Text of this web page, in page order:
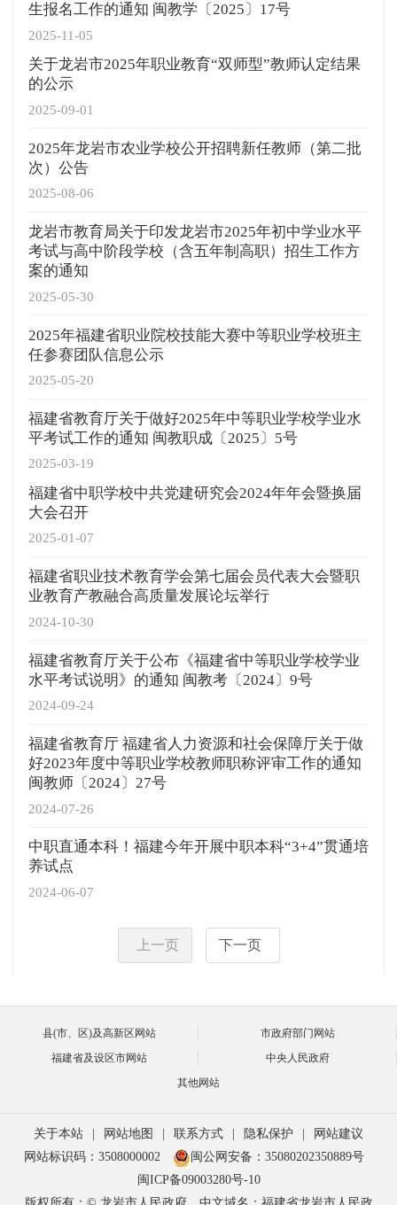
2025-11-05
生报名工作的通知 闽教学〔2025〕17号
2025-09-01
关于龙岩市2025年职业教育“双师型”教师认定结果
的公示
2025-08-06
2025年龙岩市农业学校公开招聘新任教师（第二批
次）公告
2025-05-30
龙岩市教育局关于印发龙岩市2025年初中学业水平
考试与高中阶段学校（含五年制高职）招生工作方
案的通知
2025-05-20
2025年福建省职业院校技能大赛中等职业学校班主
任参赛团队信息公示
2025-03-19
福建省教育厅关于做好2025年中等职业学校学业水
平考试工作的通知 闽教职成〔2025〕5号
2025-01-07
福建省中职学校中共党建研究会2024年年会暨换届
大会召开
2024-10-30
福建省职业技术教育学会第七届会员代表大会暨职
业教育产教融合高质量发展论坛举行
2024-09-24
福建省教育厅关于公布《福建省中等职业学校学业
水平考试说明》的通知 闽教考〔2024〕9号
2024-07-26
福建省教育厅 福建省人力资源和社会保障厅关于做
好2023年度中等职业学校教师职称评审工作的通知
闽教师〔2024〕27号
2024-06-07
中职直通本科！福建今年开展中职本科“3+4”贯通培
养试点
上一页 下一页
县(市、区)及高新区网站
市政府部门网站
福建省及设区市网站
中央人民政府
其他网站
关于本站 网站地图 联系方式 隐私保护
网站建议
网站标识码：3508000002
闽公网安备：35080202350889号
闽ICP备09003280号-10